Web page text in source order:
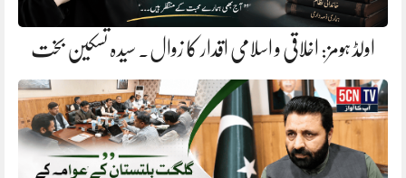
اولڈ ہومز: اخلاقی و اسلامی اقدار کا زوال. سیدہ تسکین بخت